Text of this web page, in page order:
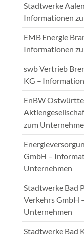
Stadtwerke
Informationen
EMB Energie
Informationen
swb Vertrieb
KG –
EnBW
zum
GmbH –
Unternehmen
Stadtwerke Bad
Verkehrs GmbH
Unternehmen
Stadtwerke Bad